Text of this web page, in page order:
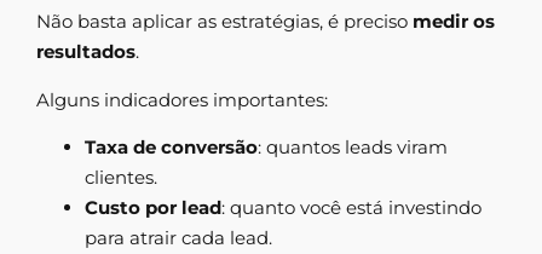
Não basta aplicar as estratégias, é preciso medir os
resultados.
Alguns indicadores importantes:
Taxa de conversão: quantos leads viram
clientes.
Custo por lead: quanto você está investindo
para atrair cada lead.